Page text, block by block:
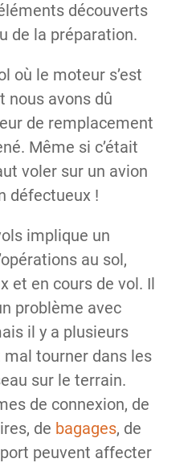
découverts
de la préparation.
où le moteur s’est
nous avons dû
de remplacement
Même si c’était
voler sur un avion
défectueux !
implique un
au sol,
et en cours de vol. Il
problème avec
il y a plusieurs
tourner dans les
sur le terrain.
de connexion, de
de bagages, de
peuvent affecter